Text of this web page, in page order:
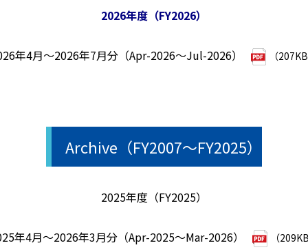
2026年度（FY2026）
年4月～2026年7月分（Apr-2026～Jul-2026） （
Archive（FY2007～FY2025）
2025年度（FY2025）
年4月～2026年3月分（Apr-2025～Mar-2026） （